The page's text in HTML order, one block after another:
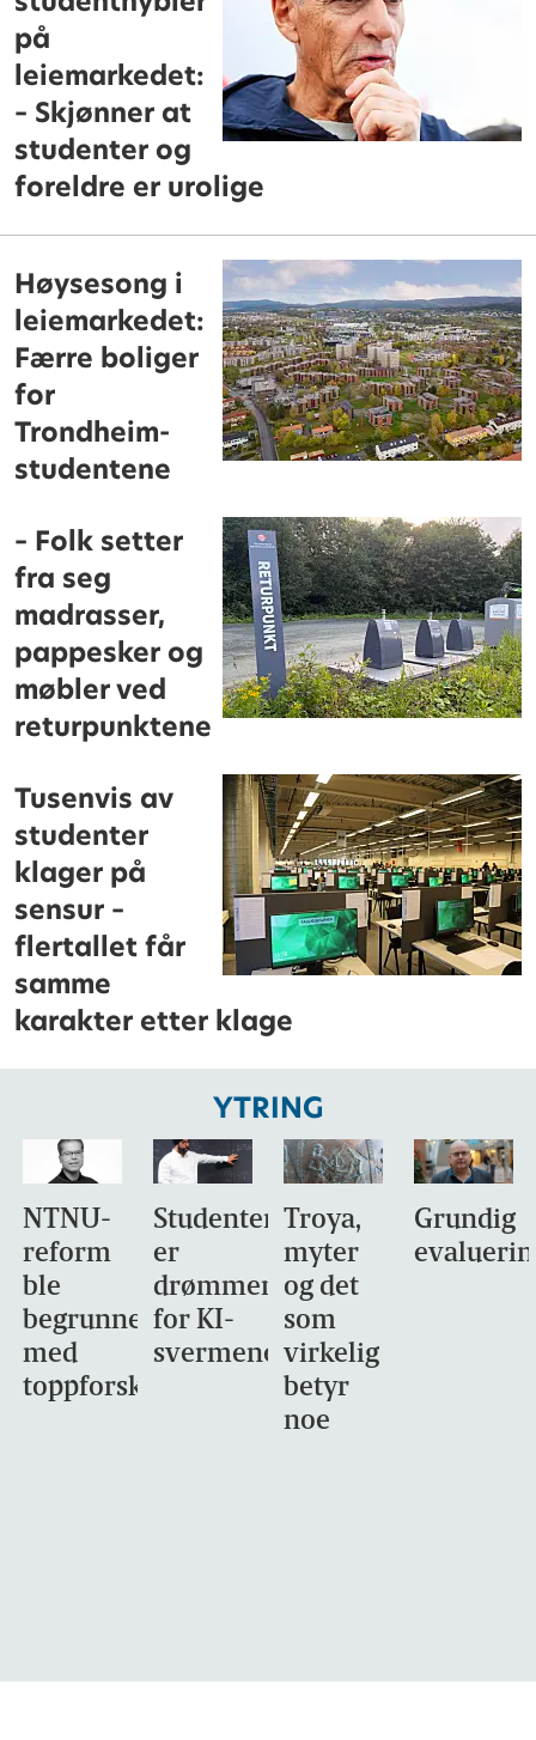
på
leiemarkedet:
– Skjønner at
studenter og
foreldre er urolige
Høysesong i
leiemarkedet:
Færre boliger
for
Trondheim-
studentene
– Folk setter
fra seg
madrasser,
pappesker og
møbler ved
returpunktene
Tusenvis av
studenter
klager på
sensur –
flertallet får
samme
karakter etter klage
YTRING
NTNU-
reform
ble
begrunnet
med
toppforskning
Studentene
er
drømmemålet
for KI-
svermene
Troya,
myter
og det
som
virkelig
betyr
noe
Grundig